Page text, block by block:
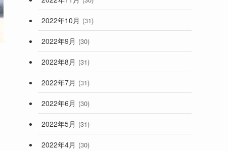
2022年10月 (31)
2022年9月 (30)
2022年8月 (31)
2022年7月 (31)
2022年6月 (30)
2022年5月 (31)
2022年4月 (30)